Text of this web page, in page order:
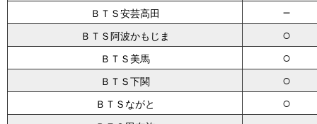
ＢＴＳ安芸高田 －
ＢＴＳ阿波かもじま ○
ＢＴＳ美馬 ○
ＢＴＳ下関 ○
ＢＴＳながと ○